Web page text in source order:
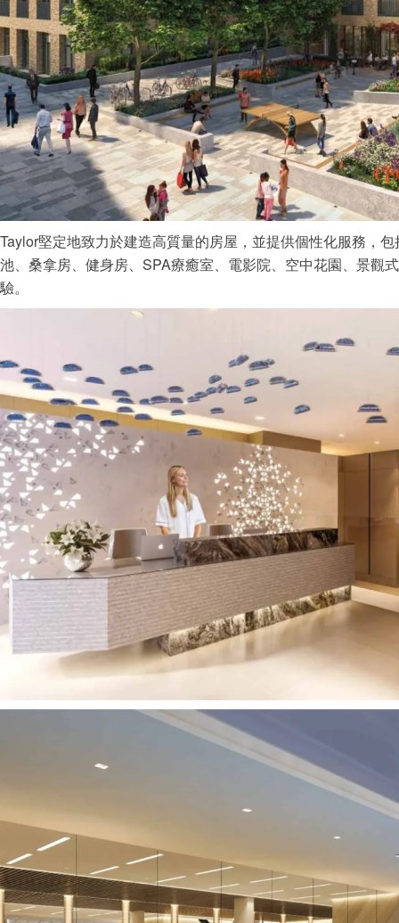
Taylor堅定地致力於建造高質量的房屋，並提供個性化服務，
池、桑拿房、健身房、SPA療癒室、電影院、空中花園、景觀
驗。